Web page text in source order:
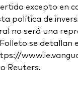
excepto en
política de
no será una
se
Reuters.